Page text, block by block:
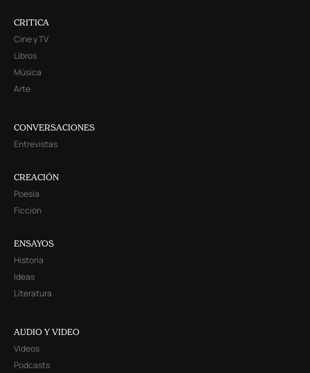
CRITICA
Cine y TV
Libros
Música
Arte
CONVERSACIONES
Entrevistas
CREACIÓN
Poesía
Ficción
ENSAYOS
Historia
Ideas
Literatura
AUDIO Y VIDEO
Videos
Podcasts